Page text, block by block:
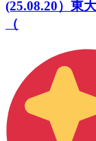
(25.08.20）東
（